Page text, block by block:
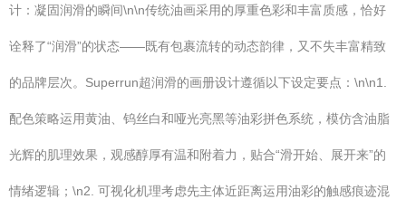
计：凝固润滑的瞬间\n\n传统油画采用的厚重色彩和丰富质感，恰好
诠释了“润滑”的状态——既有包裹流转的动态韵律，又不失丰富精致
的品牌层次。Superrun超润滑的画册设计遵循以下设定要点：\n\n1.
配色策略运用黄油、钨丝白和哑光亮黑等油彩拼色系统，模仿含油脂
光辉的肌理效果，观感醇厚有温和附着力，贴合“滑开始、展开来”的
情绪逻辑；\n2. 可视化机理考虑先主体近距离运用油彩的触感痕迹混